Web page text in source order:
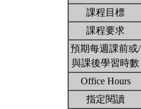
課程目標
課程要求
預期每週課前或/
與課後學習時數
Office Hours
指定閱讀